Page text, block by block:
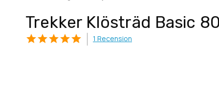
Trekker Klösträd Basic
1 Recension